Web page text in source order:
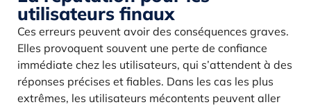
utilisateurs finaux
Ces erreurs peuvent avoir des conséquences graves.
Elles provoquent souvent une perte de confiance
immédiate chez les utilisateurs, qui s’attendent à des
réponses précises et fiables. Dans les cas les plus
extrêmes, les utilisateurs mécontents peuvent aller